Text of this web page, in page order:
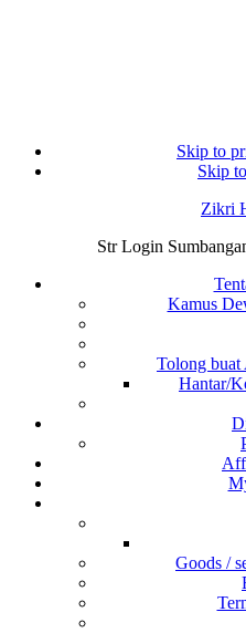
Skip to
Skip
Zikri
Str Login
Kamus
Tolong buat
Hantar/
Goods /